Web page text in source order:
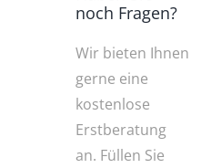
Wir bieten Ihnen
gerne eine
kostenlose
Erstberatung
an. Füllen Sie
hierfür das